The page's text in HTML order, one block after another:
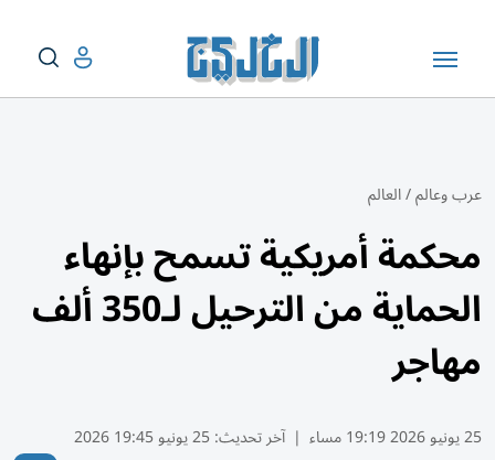
عرب وعالم/العالم
محكمة أمريكية تسمح بإنهاء
الحماية من الترحيل لـ350 ألف
مهاجر
25 يونيو 2026 19:19 مساء | آخر تحديث:25 يونيو 19:45 2026